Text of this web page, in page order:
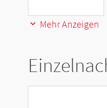
Mehr Anzeigen